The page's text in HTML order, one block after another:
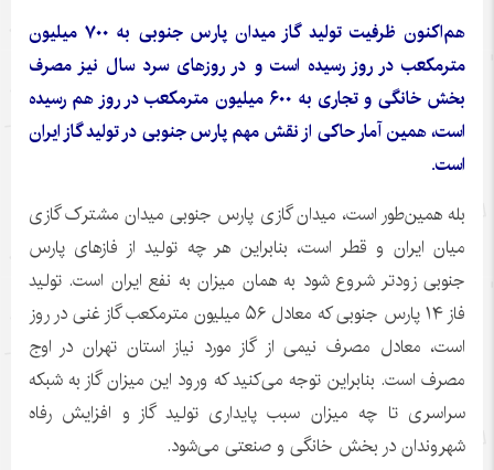
هم‌اکنون ظرفیت تولید گاز میدان پارس جنوبی به ۷۰۰ میلیون
مترمکعب در روز رسیده است و در روزهای سرد سال نیز مصرف
بخش خانگی و تجاری به ۶۰۰ میلیون مترمکعب در روز هم رسیده
است، همین آمار حاکی از نقش مهم پارس جنوبی در تولید گاز ایران
است.
بله همین‌طور است، میدان گازی پارس جنوبی میدان مشترک گازی
میان ایران و قطر است، بنابراین هر چه تولید از فازهای پارس
جنوبی زودتر شروع شود به همان میزان به نفع ایران است. تولید
فاز ۱۴ پارس جنوبی که معادل ۵۶ میلیون مترمکعب گاز غنی در روز
است، معادل مصرف نیمی از گاز مورد نیاز استان تهران در اوج
مصرف است. بنابراین توجه می‌کنید که ورود این میزان گاز به شبکه
سراسری تا چه میزان سبب پایداری تولید گاز و افزایش رفاه
شهروندان در بخش خانگی و صنعتی می‌شود.